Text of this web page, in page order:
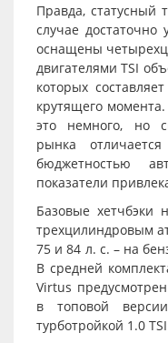
Правда, статусный
случае достаточно
оснащены
двигателями TSI
которых
крутящего
это немного, но
рынка
бюджетностью
показатели
Базовые хетчбэки
трехцилиндровым
75 и 84 л. с. – на
В средней
Virtus
в топовой версии
турботройкой 1.0